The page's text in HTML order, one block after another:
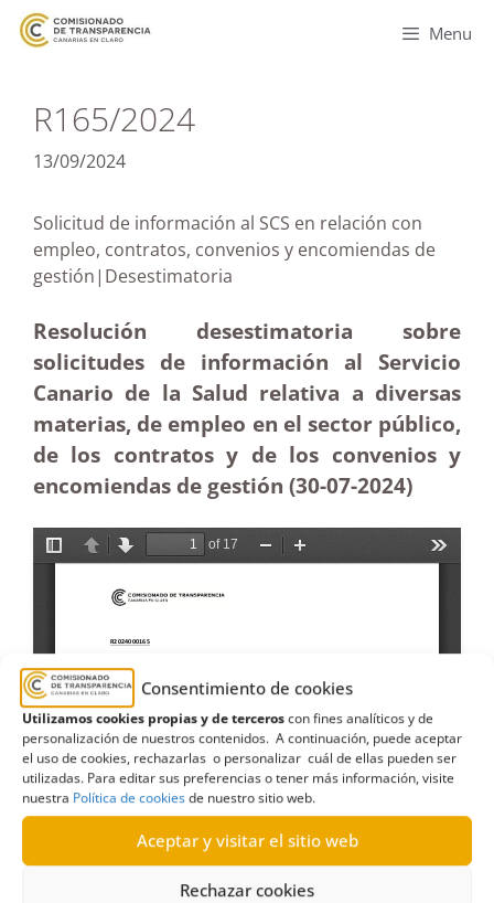
Consentimiento de cookies
Utilizamos cookies propias y de terceroscon fines analíticos y de
personalización de nuestros contenidos. A continuación, puede aceptar
el uso de cookies, rechazarlas o personalizar cuál de ellas pueden ser
utilizadas. Para editar sus preferencias o tener más información, visite
nuestra Política de cookiesde nuestro sitio web.
Aceptar y visitar el sitio web
Rechazar cookies
Menu
R165/2024
13/09/2024
Solicitud de información al SCS en relación con
empleo, contratos, convenios y encomiendas de
gestión|Desestimatoria
Resolución desestimatoria sobre
solicitudes de información al Servicio
Canario de la Salud relativa a diversas
materias, de empleo en el sector público,
de los contratos y de los convenios y
encomiendas de gestión (30-07-2024)